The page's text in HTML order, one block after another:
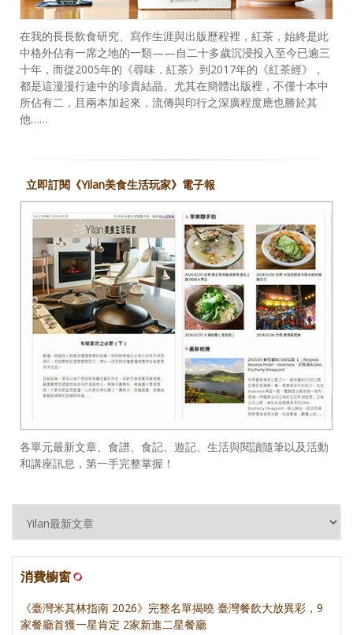
在我的長長飲食研究、寫作生涯與出版歷程裡，紅茶，始終是此
中格外佔有一席之地的一類——自二十多歲沉浸投入至今已逾三
十年，而從2005年的《尋味．紅茶》到2017年的《紅茶經》，
都是這漫漫行途中的珍貴結晶。尤其在簡體出版裡，不僅十本中
所佔有二，且兩本加起來，流傳與印行之深廣程度應也勝於其
他……
立即訂閱《Yilan美食生活玩家》電子報
各單元最新文章、食譜、食記、遊記、生活與閱讀隨筆以及活動
和講座訊息，第一手完整掌握！
消費櫥窗
《臺灣米其林指南 2026》完整名單揭曉 臺灣餐飲大放異彩，9
家餐廳首獲一星肯定 2家新進二星餐廳